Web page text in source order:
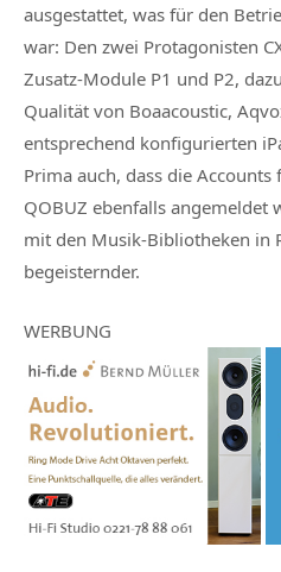
ausgestattet, was für den
war: Den zwei Protagonisten
Zusatz-Module P1 und P2,
Qualität von Boaacoustic,
entsprechend konfigurierten
Prima auch, dass die Accounts
QOBUZ ebenfalls angemeldet
mit den Musik-Bibliotheken in
begeisternder.
WERBUNG